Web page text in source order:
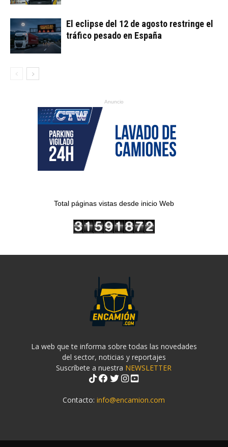
El eclipse del 12 de agosto restringe el
tráfico pesado en España
Anuncio
Total páginas vistas desde inicio Web
La web que te informa sobre todas las novedades
del sector, noticias y reportajes
Suscríbete a nuestra NEWSLETTER
Contacto:info@encamion.com